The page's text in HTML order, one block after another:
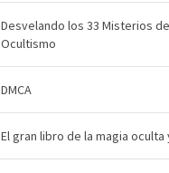
Desvelando los 33 Misterios
Ocultismo
DMCA
El gran libro de la magia